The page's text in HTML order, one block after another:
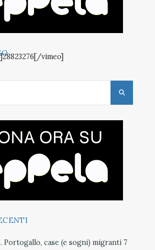
vimeo]
Portogallo, case (e sogni) migranti 7